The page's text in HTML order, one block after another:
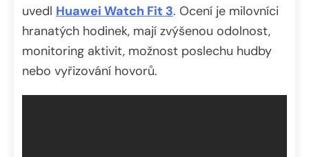
uvedl Huawei Watch Fit 3. Ocení je milovníci
hranatých hodinek, mají zvýšenou odolnost,
monitoring aktivit, možnost poslechu hudby
nebo vyřizování hovorů.